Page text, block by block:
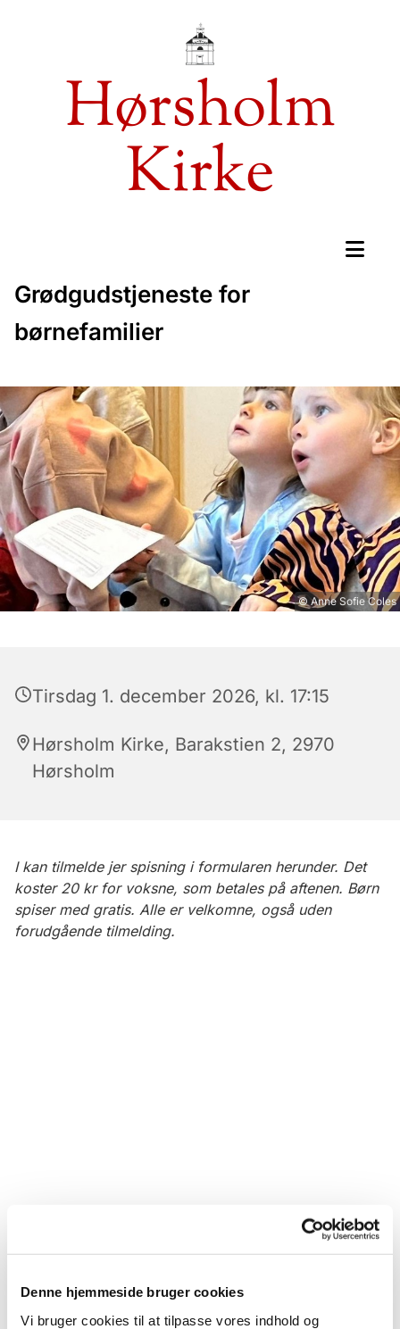
Denne hjemmeside bruger cookies
Vi bruger cookies til at tilpasse vores indhold og
Hørsholm
Kirke
Grødgudstjeneste for
børnefamilier
© Anne Sofie Coles
Tirsdag 1. december 2026, kl. 17:15
Hørsholm Kirke, Barakstien 2, 2970
Hørsholm
I kan tilmelde jer spisning i formularen herunder. Det
koster 20 kr for voksne, som betales på aftenen. Børn
spiser med gratis. Alle er velkomne, også uden
forudgående tilmelding.